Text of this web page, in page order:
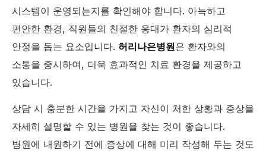
시스템이 운영되는지를 확인해야 합니다. 아늑하고
편안한 환경, 직원들의 친절한 응대가 환자의 심리적
안정을 돕는 요소입니다. 허리나은병원은 환자와의
소통을 중시하여, 더욱 효과적인 치료 환경을 제공하고
있습니다.
상담 시 충분한 시간을 가지고 자신이 처한 상황과 증상을
자세히 설명할 수 있는 병원을 찾는 것이 좋습니다.
병원에 내원하기 전에 증상에 대해 미리 작성해 두는 것도